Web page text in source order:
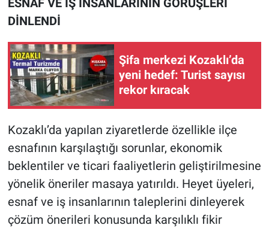
DİNLENDİ
Şifa merkezi Kozaklı’da
yeni hedef: Turist sayısı
rekor kıracak
Kozaklı’da yapılan ziyaretlerde özellikle ilçe
esnafının karşılaştığı sorunlar, ekonomik
beklentiler ve ticari faaliyetlerin geliştirilmesine
yönelik öneriler masaya yatırıldı. Heyet üyeleri,
esnaf ve iş insanlarının taleplerini dinleyerek
çözüm önerileri konusunda karşılıklı fikir